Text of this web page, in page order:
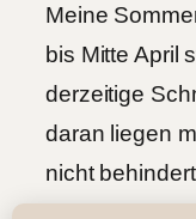
Meine
bis Mitte April
derzeitige
daran liegen
nicht